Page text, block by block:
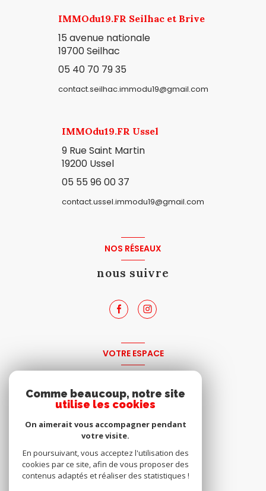
IMMOdu19.FR Seilhac et Brive
15 avenue nationale
19700 Seilhac
05 40 70 79 35
contact.seilhac.immodu19@gmail.com
IMMOdu19.FR Ussel
9 Rue Saint Martin
19200 Ussel
05 55 96 00 37
contact.ussel.immodu19@gmail.com
NOS RÉSEAUX
nous suivre
VOTRE ESPACE
Comme beaucoup, notre site
utilise les cookies
On aimerait vous accompagner pendant
votre visite.
En poursuivant, vous acceptez l'utilisation des
cookies par ce site, afin de vous proposer des
contenus adaptés et réaliser des statistiques !